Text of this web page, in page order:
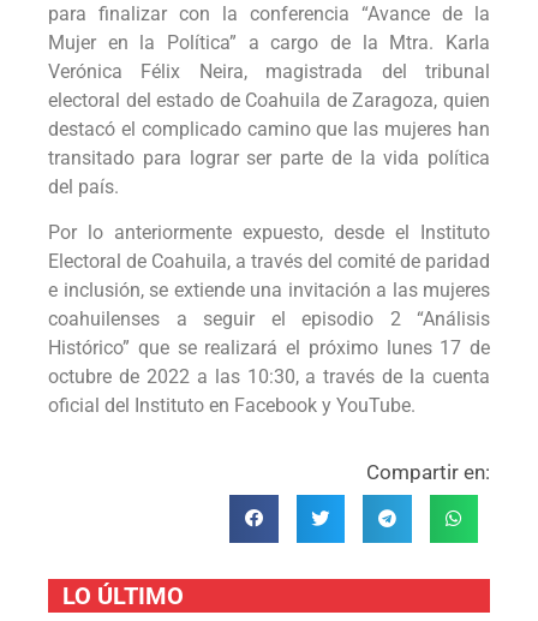
para finalizar con la conferencia “Avance de la
Mujer en la Política” a cargo de la Mtra. Karla
Verónica Félix Neira, magistrada del tribunal
electoral del estado de Coahuila de Zaragoza, quien
destacó el complicado camino que las mujeres han
transitado para lograr ser parte de la vida política
del país.
Por lo anteriormente expuesto, desde el Instituto
Electoral de Coahuila, a través del comité de paridad
e inclusión, se extiende una invitación a las mujeres
coahuilenses a seguir el episodio 2 “Análisis
Histórico” que se realizará el próximo lunes 17 de
octubre de 2022 a las 10:30, a través de la cuenta
oficial del Instituto en Facebook y YouTube.
Compartir en:
LO ÚLTIMO